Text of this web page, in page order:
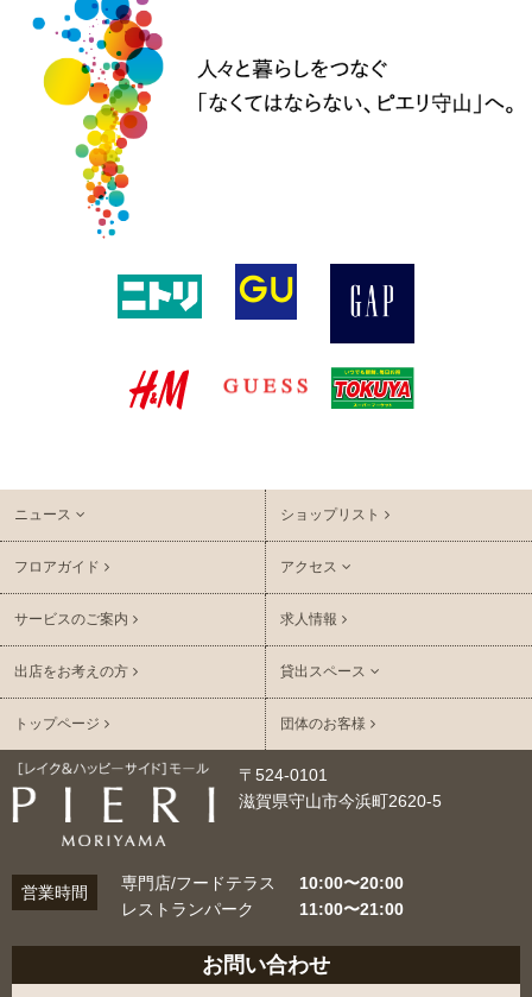
ニュース ショップリスト
フロアガイド アクセス
サービスのご案内 求人情報
出店をお考えの方 貸出スペース
トップページ 団体のお客様
〒524-0101
滋賀県守山市今浜町2620-5
営業時間 専門店/フードテラス
10:00〜20:00
レストランパーク
11:00〜21:00
お問い合わせ